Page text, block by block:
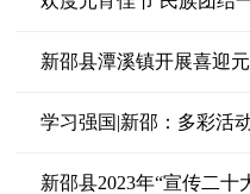
新邵县潭溪镇开展喜迎
学习强国|新邵：多彩活
新邵县2023年“宣传二十